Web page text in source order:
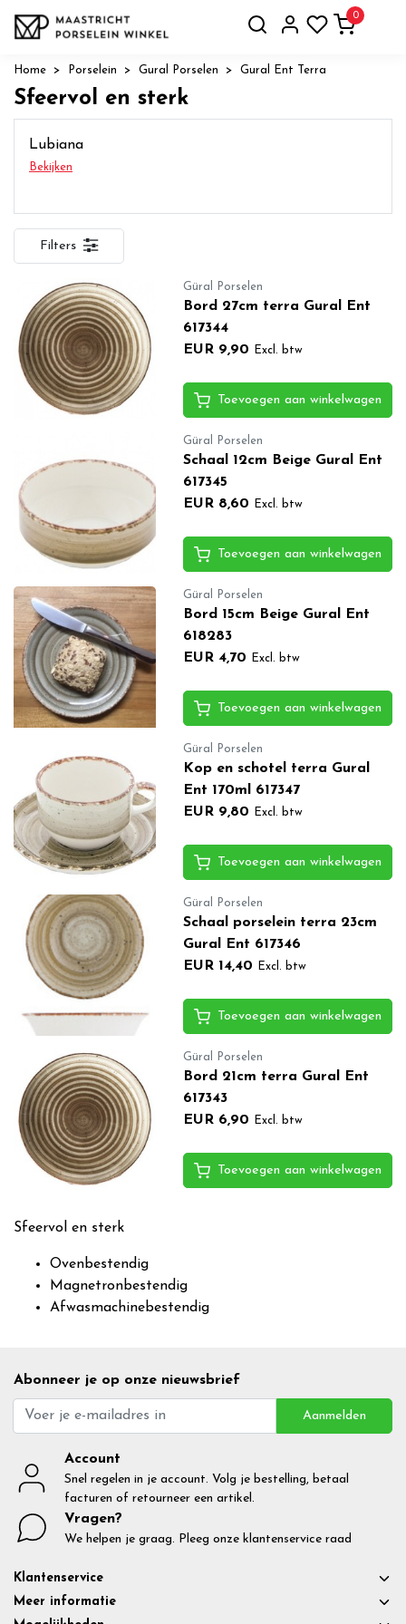
0
Home Porselein Gural Porselen Gural Ent Terra
Sfeervol en sterk
Lubiana
Bekijken
Filters
Güral Porselen
Bord 27cm terra Gural Ent
617344
EUR 9,90
Excl. btw
Toevoegen aan winkelwagen
Güral Porselen
Schaal 12cm Beige Gural Ent
617345
EUR 8,60
Excl. btw
Toevoegen aan winkelwagen
Güral Porselen
Bord 15cm Beige Gural Ent
618283
EUR 4,70
Excl. btw
Toevoegen aan winkelwagen
Güral Porselen
Kop en schotel terra Gural
Ent 170ml 617347
EUR 9,80
Excl. btw
Toevoegen aan winkelwagen
Güral Porselen
Schaal porselein terra 23cm
Gural Ent 617346
EUR 14,40
Excl. btw
Toevoegen aan winkelwagen
Güral Porselen
Bord 21cm terra Gural Ent
617343
EUR 6,90
Excl. btw
Toevoegen aan winkelwagen
Sfeervol en sterk
Ovenbestendig
Magnetronbestendig
Afwasmachinebestendig
Abonneer je op onze nieuwsbrief
Aanmelden
Account
Snel regelen in je account. Volg je bestelling, betaal
facturen of retourneer een artikel.
Vragen?
We helpen je graag. Pleeg onze klantenservice raad
Klantenservice
Meer informatie